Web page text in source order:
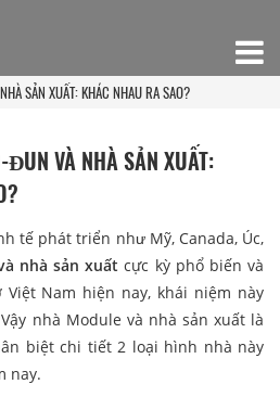
SẢN XUẤT: KHÁC NHAU RA SAO?
VÀ NHÀ SẢN XUẤT:
tế phát triển như Mỹ, Canada, Úc,
nhà sản xuấtcực kỳ phổ biến và
Nam hiện nay, khái niệm này
nhà Module và nhà sản xuất là
biệt chi tiết 2 loại hình nhà này
nay.